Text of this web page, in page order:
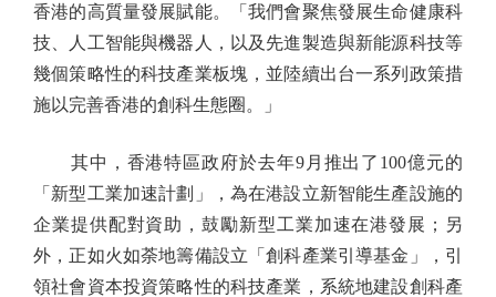
香港的高質量發展賦能。「我們會聚焦發展生命健康科
技、人工智能與機器人，以及先進製造與新能源科技等
幾個策略性的科技產業板塊，並陸續出台一系列政策措
施以完善香港的創科生態圈。」
其中，香港特區政府於去年9月推出了100億元的
「新型工業加速計劃」，為在港設立新智能生產設施的
企業提供配對資助，鼓勵新型工業加速在港發展；另
外，正如火如荼地籌備設立「創科產業引導基金」，引
領社會資本投資策略性的科技產業，系統地建設創科產